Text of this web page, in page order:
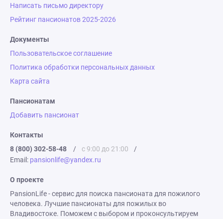
Написать письмо директору
Рейтинг пансионатов 2025-2026
Документы
Пользовательское соглашение
Политика обработки персональных данных
Карта сайта
Пансионатам
Добавить пансионат
Контакты
8 (800) 302-58-48
/ с 9:00 до 21:00
/
Email: pansionlife@yandex.ru
О проекте
PansionLife - сервис для поиска пансионата для пожилого
человека. Лучшие пансионаты для пожилых во
Владивостоке. Поможем с выбором и проконсультируем